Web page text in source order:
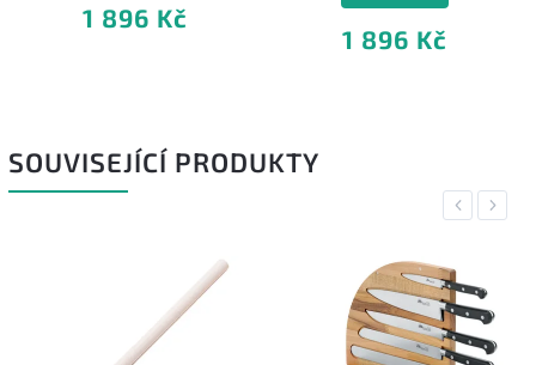
1 896 Kč
1 896 Kč
SOUVISEJÍCÍ PRODUKTY
Previous
Next